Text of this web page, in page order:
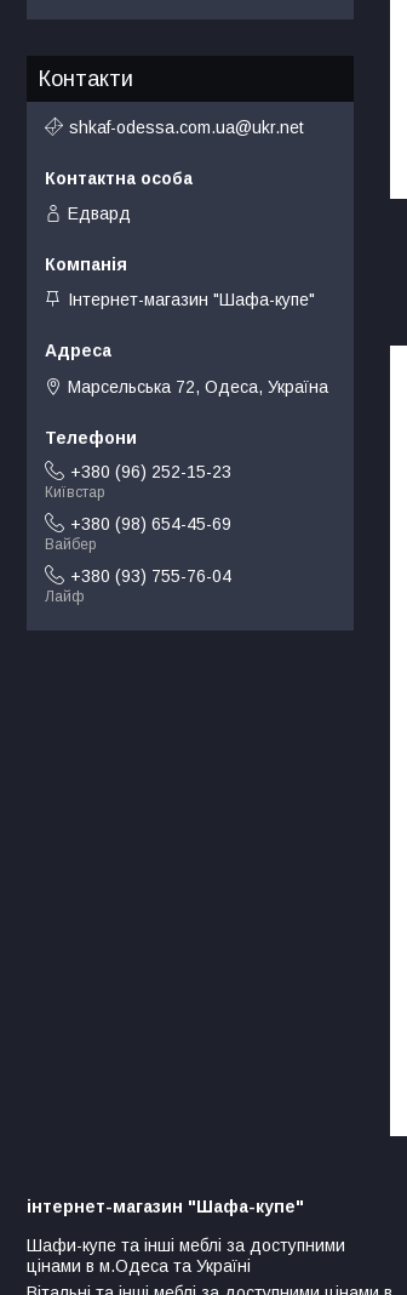
Контакти
shkaf-odessa.com.ua@ukr.net
Едвард
Інтернет-магазин "Шафа-купе"
Марсельська 72, Одеса, Україна
+380 (96) 252-15-23
Київстар
+380 (98) 654-45-69
Вайбер
+380 (93) 755-76-04
Лайф
інтернет-магазин "Шафа-купе"
Шафи-купе та інші меблі за доступними
цінами в м.Одеса та Україні